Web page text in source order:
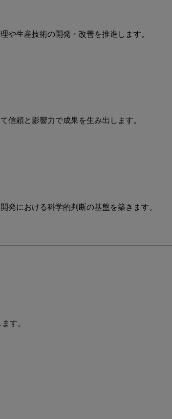
や生産技術の開発・改善を推進します。
信頼と影響力で成果を生み出します。
発における科学的判断の基盤を築きます。
す。